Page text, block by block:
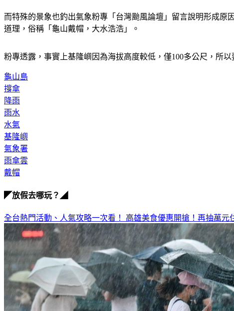
而特殊的景象也釣出氣象粉專「台灣颱風論壇」留言說明形成
道理，俗稱「龜山戴帽，大水浩浩」。
粉專透露，事實上基隆嶼因為海拔高度較低，僅100多公尺，所
龜山島
撐傘
降雨
雨水
水氣
基隆嶼
氣象署
雨傘雲
戴帽
◤放假去哪玩？◢
全台熱門活動、人氣攻略一次看！ 高雄美食優惠開搶！再抽萬元